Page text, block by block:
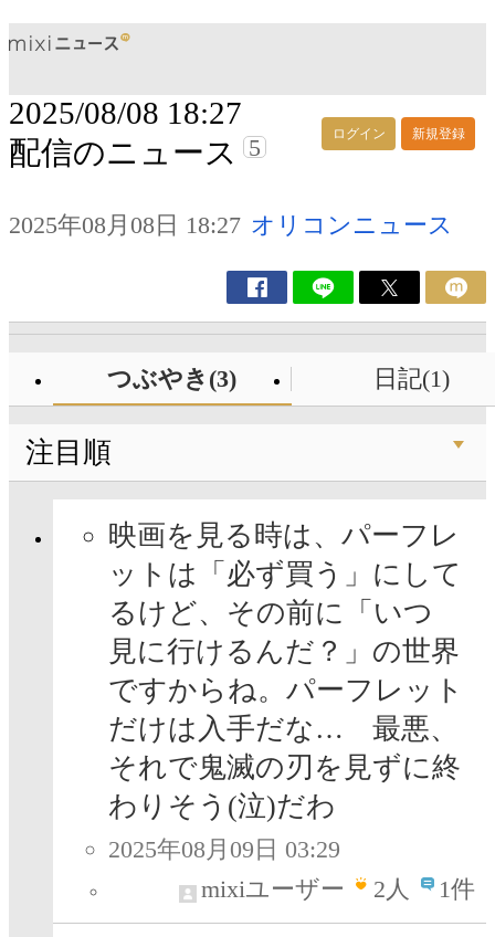
ログイン 新規登録
2025/08/08 18:27
配信のニュース
5
2025年08月08日 18:27 オリコンニュース
つぶやき(3) 日記(1)
注目順
映画を見る時は、パーフレ
ットは「必ず買う」にして
るけど、その前に「いつ
見に行けるんだ？」の世界
ですからね。パーフレット
だけは入手だな… 最悪、
それで鬼滅の刃を見ずに終
わりそう(泣)だわ
2025年08月09日 03:29
mixiユーザー
2人 1件